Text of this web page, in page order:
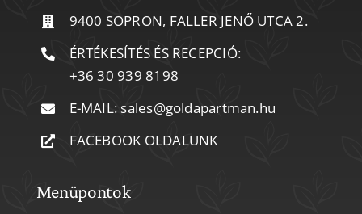
9400 SOPRON, FALLER JENŐ UTCA 2.
ÉRTÉKESÍTÉS ÉS RECEPCIÓ:
+36 30 939 8198
E-MAIL:sales@goldapartman.hu
FACEBOOK OLDALUNK
Menüpontok